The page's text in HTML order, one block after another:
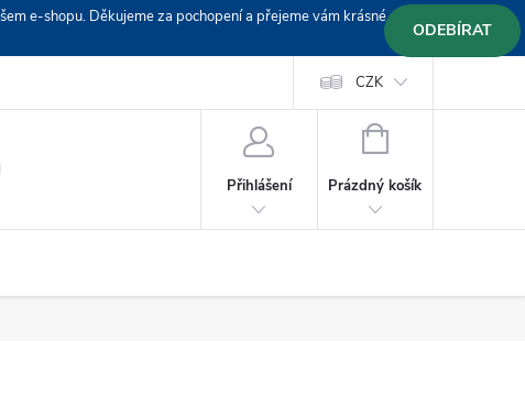
e-shopu. Děkujeme za pochopení a přejeme vám krásné
Platba GoPay +420 603 319382
CZK
Přihlášení
NÁKUPNÍ
Prázdný košík
ODEBÍRAT